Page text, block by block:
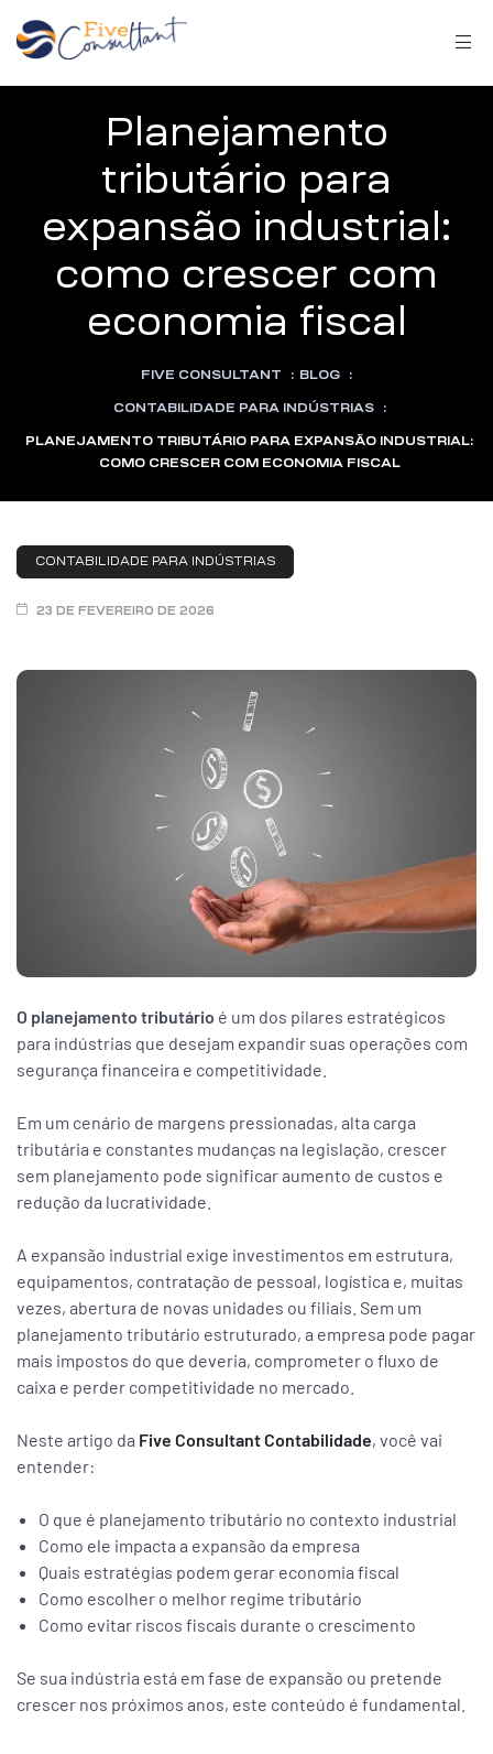
Planejamento
tributário para
expansão industrial:
como crescer com
economia fiscal
FIVE CONSULTANT : BLOG :
CONTABILIDADE PARA INDÚSTRIAS :
PLANEJAMENTO TRIBUTÁRIO PARA EXPANSÃO INDUSTRIAL:
COMO CRESCER COM ECONOMIA FISCAL
CONTABILIDADE PARA INDÚSTRIAS
23 DE FEVEREIRO DE 2026
O planejamento tributário é um dos pilares estratégicos
para indústrias que desejam expandir suas operações com
segurança financeira e competitividade.
Em um cenário de margens pressionadas, alta carga
tributária e constantes mudanças na legislação, crescer
sem planejamento pode significar aumento de custos e
redução da lucratividade.
A expansão industrial exige investimentos em estrutura,
equipamentos, contratação de pessoal, logística e, muitas
vezes, abertura de novas unidades ou filiais. Sem um
planejamento tributário estruturado, a empresa pode pagar
mais impostos do que deveria, comprometer o fluxo de
caixa e perder competitividade no mercado.
Neste artigo da Five Consultant Contabilidade, você vai
entender:
O que é planejamento tributário no contexto industrial
Como ele impacta a expansão da empresa
Quais estratégias podem gerar economia fiscal
Como escolher o melhor regime tributário
Como evitar riscos fiscais durante o crescimento
Se sua indústria está em fase de expansão ou pretende
crescer nos próximos anos, este conteúdo é fundamental.